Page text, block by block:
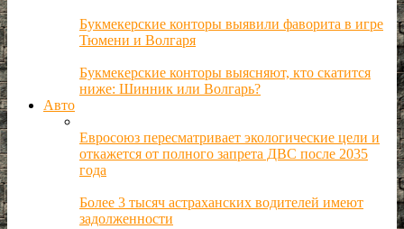
Букмекерские конторы выявили фаворита в игре
Тюмени и Волгаря
Букмекерские конторы выясняют, кто скатится
ниже: Шинник или Волгарь?
Авто
Евросоюз пересматривает экологические цели и
откажется от полного запрета ДВС после 2035
года
Более 3 тысяч астраханских водителей имеют
задолженности